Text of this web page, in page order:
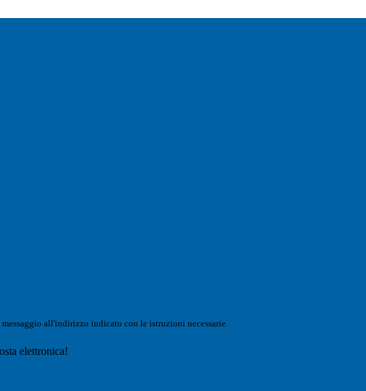
all'indirizzo indicato con le istruzioni necessarie.
elettronica!